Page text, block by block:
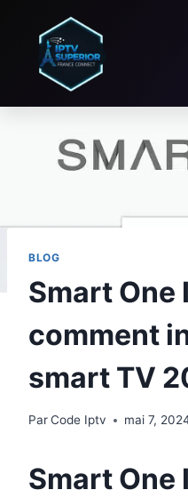
BLOG
Smart One
comment
smart TV
ParCode Iptv mai 7,
Smart One